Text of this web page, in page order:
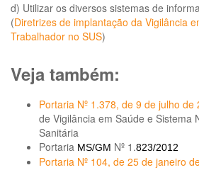
d) Utilizar os diversos sistemas de
(Diretrizes de implantação da Vigilância
Trabalhador no SUS)
Veja também:
Portaria Nº 1.378, de 9 de julho de
de Vigilância em Saúde e Sistema
Sanitária
Portaria MS/GM Nº 1.823/2012
Portaria Nº 104, de 25 de janeiro